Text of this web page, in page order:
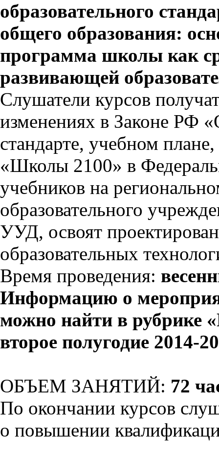
образовательного
общего образования:
программа школы как
развивающей
Слушатели курсов
изменениях в Законе РФ
стандарте, учебном плане,
«Школы 2100» в
учебников на
образовательного
УУД, освоят
образовательных
Время проведения:
Информацию о
можно найти в рубрике
второе полугодие 2014-
ОБЪЕМ ЗАНЯТИЙ: 72
По окончании курсов
о повышении